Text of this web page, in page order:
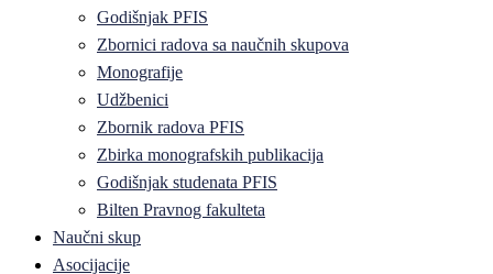
Godišnjak PFIS
Zbornici radova sa naučnih skupova
Monografije
Udžbenici
Zbornik radova PFIS
Zbirka monografskih publikacija
Godišnjak studenata PFIS
Bilten Pravnog fakulteta
Naučni skup
Asocijacije